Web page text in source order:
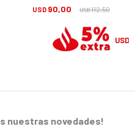
USD 90,00 USD112,50
USD
nuestras novedades!